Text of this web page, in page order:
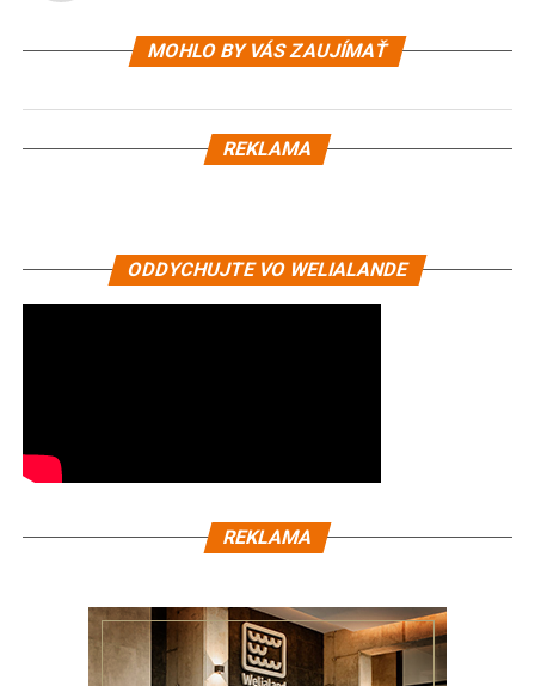
MOHLO BY VÁS ZAUJÍMAŤ
REKLAMA
ODDYCHUJTE VO WELIALANDE
REKLAMA